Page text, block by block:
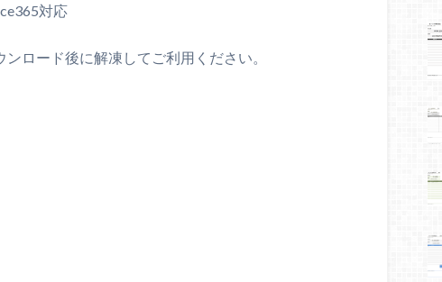
対応
ロード後に解凍してご利用ください。